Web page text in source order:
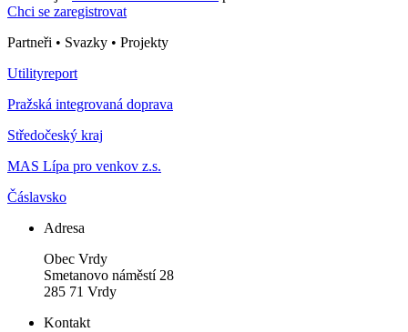
Chci se zaregistrovat
Partneři • Svazky • Projekty
Utilityreport
Pražská integrovaná doprava
Středočeský kraj
MAS Lípa pro venkov z.s.
Čáslavsko
Adresa
Obec Vrdy
Smetanovo náměstí 28
285 71 Vrdy
Kontakt